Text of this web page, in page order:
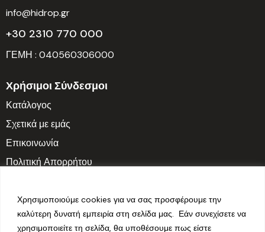
Χρησιμοποιούμε cookies για να σας προσφέρουμε την
καλύτερη δυνατή εμπειρία στη σελίδα μας. Εάν συνεχίσετε να
χρησιμοποιείτε τη σελίδα, θα υποθέσουμε πως είστε
info@hidrop.gr
+30 2310 770 000
ΓΕΜΗ : 040560306000
Χρήσιμοι Σύνδεσμοι
Κατάλογος
Σχετικά με εμάς
Επικοινωνία
Πολιτική Απορρήτου
Δευτ. – Παρ.: 7:30 π.μ. – 3:30 μ.μ.
Σαββατοκύριακο: Κλειστά